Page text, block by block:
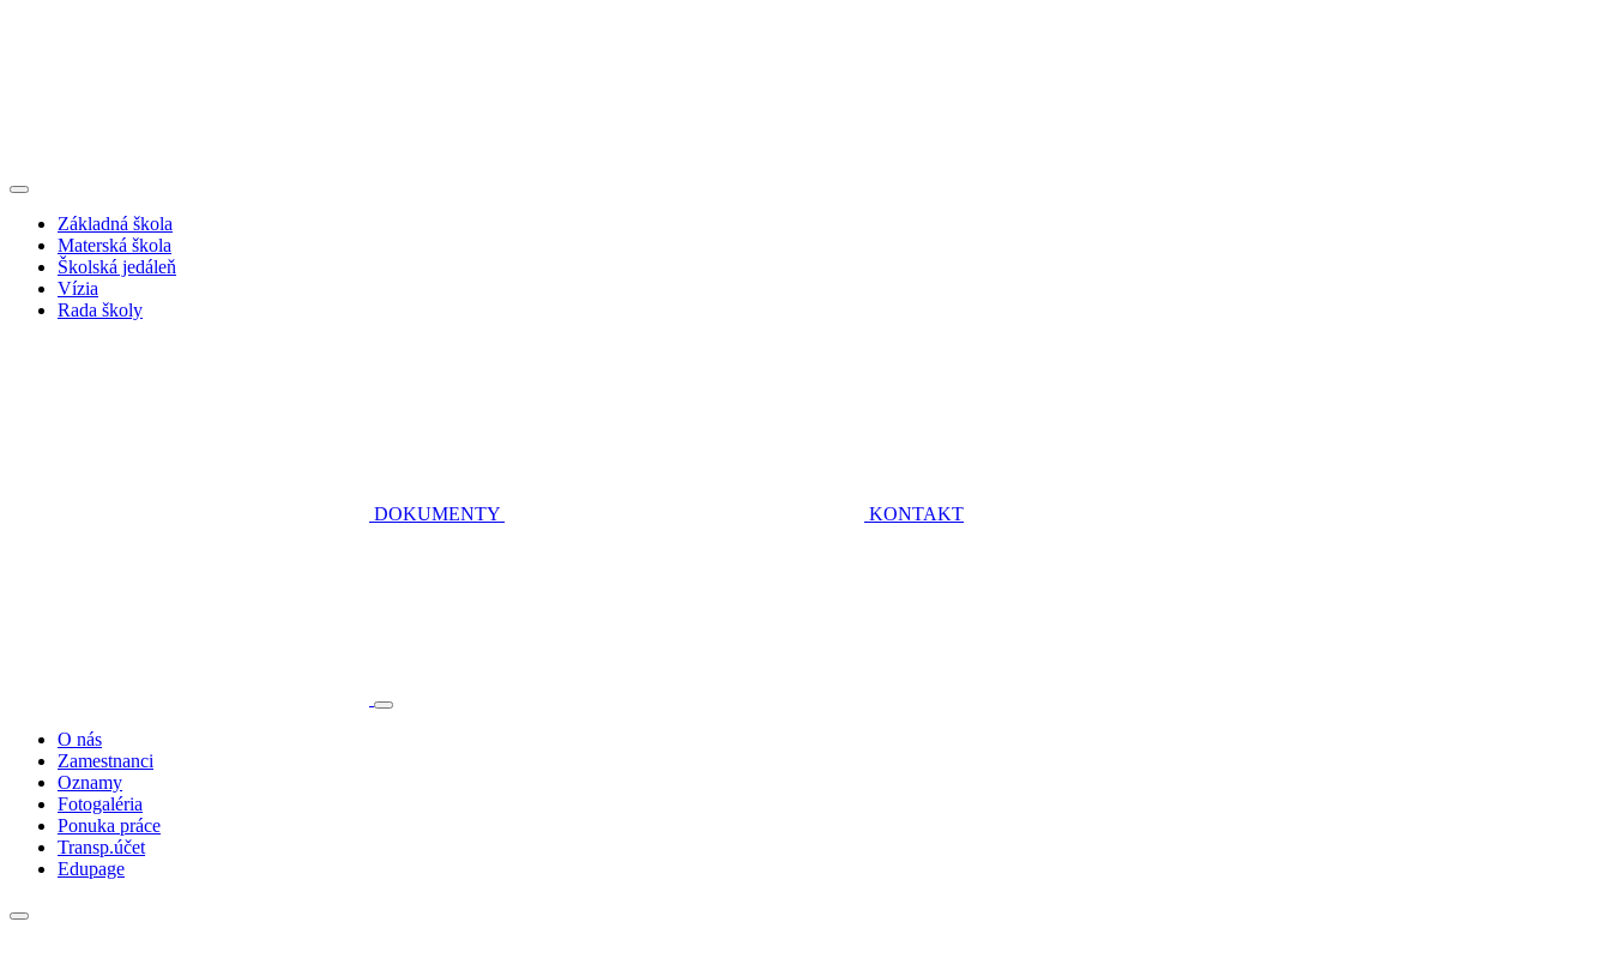
Základná škola
Materská škola
Školská jedáleň
Vízia
Rada školy
DOKUMENTY KONTAKT
O nás
Zamestnanci
Oznamy
Fotogaléria
Ponuka práce
Transp.účet
Edupage